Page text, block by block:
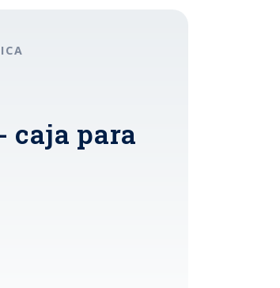
caja para